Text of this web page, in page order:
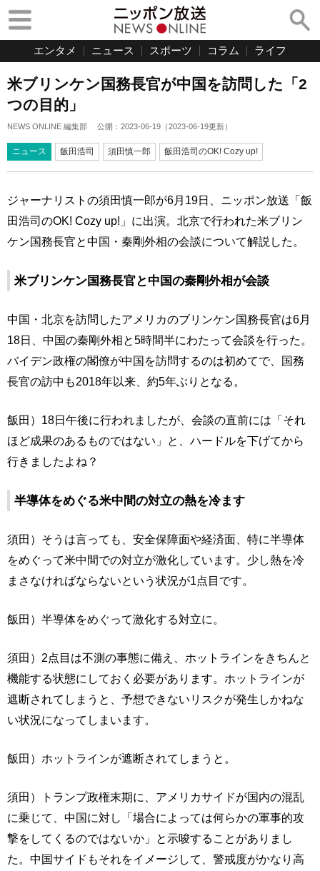
エンタメ ニュース スポーツ コラム ライフ
米ブリンケン国務長官が中国を訪問した「2
つの目的」
NEWS ONLINE 編集部 公開： 2023-06-19 （2023-06-19更新）
ニュース 飯田浩司 須田慎一郎 飯田浩司のOK! Cozy up!
ジャーナリストの須田慎一郎が6月19日、ニッポン放送「飯
田浩司のOK! Cozy up!」に出演。北京で行われた米ブリン
ケン国務長官と中国・秦剛外相の会談について解説した。
米ブリンケン国務長官と中国の秦剛外相が会談
中国・北京を訪問したアメリカのブリンケン国務長官は6月
18日、中国の秦剛外相と5時間半にわたって会談を行った。
バイデン政権の閣僚が中国を訪問するのは初めてで、国務
長官の訪中も2018年以来、約5年ぶりとなる。
飯田）18日午後に行われましたが、会談の直前には「それ
ほど成果のあるものではない」と、ハードルを下げてから
行きましたよね？
半導体をめぐる米中間の対立の熱を冷ます
須田）そうは言っても、安全保障面や経済面、特に半導体
をめぐって米中間での対立が激化しています。少し熱を冷
まさなければならないという状況が1点目です。
飯田）半導体をめぐって激化する対立に。
須田）2点目は不測の事態に備え、ホットラインをきちんと
機能する状態にしておく必要があります。ホットラインが
遮断されてしまうと、予想できないリスクが発生しかねな
い状況になってしまいます。
飯田）ホットラインが遮断されてしまうと。
須田）トランプ政権末期に、アメリカサイドが国内の混乱
に乗じて、中国に対し「場合によっては何らかの軍事的攻
撃をしてくるのではないか」と示唆することがありまし
た。中国サイドもそれをイメージして、警戒度がかなり高